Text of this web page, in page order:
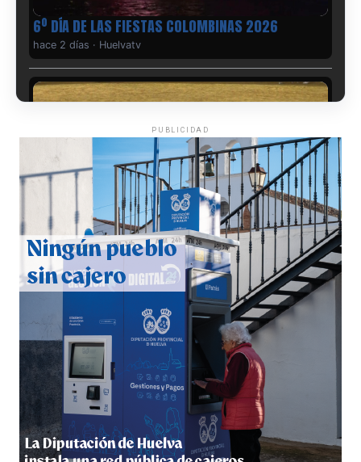
6º DÍA DE LAS FIESTAS COLOMBINAS 2026
hace 2 días · Huelvatv
QUINTA CORRIDA DE LAS FIESTAS COLOMBINAS
2026
hace 3 días·Huelvatv
5º DÍA DE LAS FIESTAS COLOMBINAS 2026
hace 3 días·Huelvatv
PUBLICIDAD